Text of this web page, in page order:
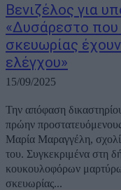
Βενιζέλος για
«Δυσάρεστο που
σκευωρίας
ελέγχου»
15/09/2025
Την απόφαση
πρώην
Μαρία Μαραγγέλη,
του. Συγκεκριμένα στη
κουκουλοφόρων
σκευωρίας...